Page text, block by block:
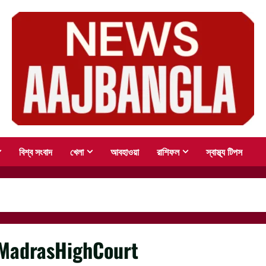
বিশ্ব সংবাদ খেলা আবহাওয়া রাশিফল স্বাস্থ্য টিপস